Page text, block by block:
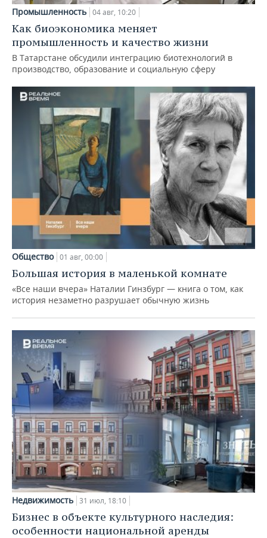
Промышленность 04 авг, 10:20
Как биоэкономика меняет
промышленность и качество жизни
В Татарстане обсудили интеграцию биотехнологий в
производство, образование и социальную сферу
Общество 01 авг, 00:00
Большая история в маленькой комнате
«Все наши вчера» Наталии Гинзбург — книга о том, как
история незаметно разрушает обычную жизнь
Недвижимость 31 июл, 18:10
Бизнес в объекте культурного наследия:
особенности национальной аренды